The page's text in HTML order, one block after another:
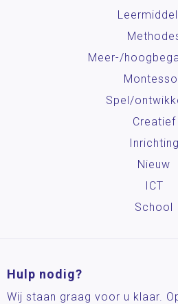
Meer-/
Spel/
Creatief
Inrichting
Nieuw
ICT
School
Hulp nodig?
Wij staan graag voor u klaar.